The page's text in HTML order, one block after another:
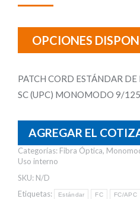
OPCIONES
PATCH CORD ESTÁNDAR
SC (UPC) MONOMODO 9/
AGREGAR EL
Categorías: Fibra Óptica,
Uso interno
SKU: N/D
Etiquetas:
Estándar FC FC/APC